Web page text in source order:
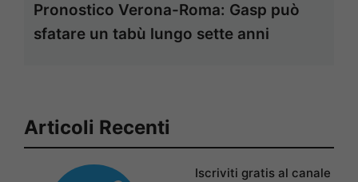
Pronostico Verona-Roma: Gasp può
sfatare un tabù lungo sette anni
Articoli Recenti
Iscriviti gratis al canale